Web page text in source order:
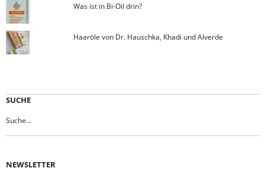
Was ist in Bi-Oil drin?
Haaröle von Dr. Hauschka, Khadi und Alverde
SUCHE
NEWSLETTER